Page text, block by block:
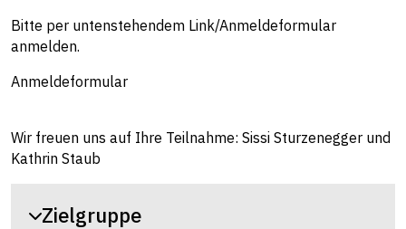
Bitte per untenstehendem Link/Anmeldeformular
anmelden.
Anmeldeformular
Wir freuen uns auf Ihre Teilnahme: Sissi Sturzenegger und
Kathrin Staub
Zielgruppe